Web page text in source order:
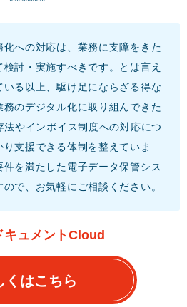
への対応は、業務に支障をきた
討・実施すべきです。とは言え
いる以上、駆け足にならざる得な
のデジタル化に取り組んできた
やインボイス制度への対応につ
支援できる体制を整えていま
を満たした電子データ保管シス
で、お気軽にご相談ください。
キュメントCloud
くはこちら